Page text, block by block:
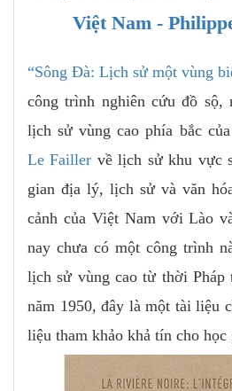
Việt Nam -
“Sông Đà: Lịch sử một vùng
công trình nghiên cứu đồ sộ,
lịch sử vùng cao phía bắc
Le Failler về lịch sử khu vực
gian địa lý, lịch sử và văn
cảnh của Việt Nam với Lào
nay chưa có một công trình
lịch sử vùng cao từ thời Pháp
năm 1950, đây là một tài liệu
liệu tham khảo khả tín cho